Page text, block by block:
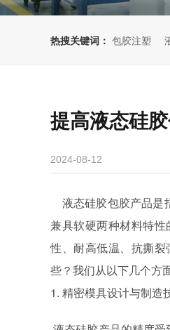
热搜关键词： 包胶注塑
提高液态硅
2024-08-12
液态硅胶包胶产品是
兼具软硬两种材料特
性、耐高低温、抗撕
些？我们从以下几个方
1. 精密模具设计与制造